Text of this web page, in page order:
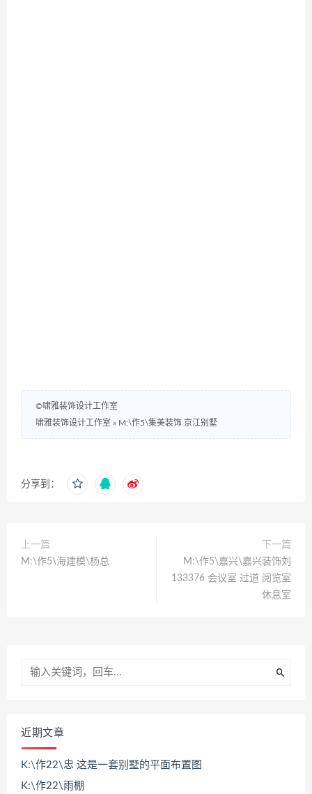
©啸雅装饰设计工作室
啸雅装饰设计工作室 » M:\作5\集美装饰 京江别墅
分享到：
上一篇
M:\作5\海建模\杨总
下一篇
M:\作5\嘉兴\嘉兴装饰刘
133376 会议室 过道 阅览室
休息室
近期文章
K:\作22\忠 这是一套别墅的平面布置图
K:\作22\雨棚